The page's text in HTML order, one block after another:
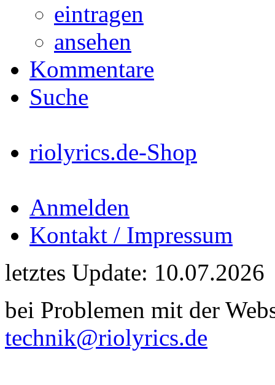
eintragen
ansehen
Kommentare
Suche
riolyrics.de-Shop
Anmelden
Kontakt / Impressum
letztes Update: 10.07.2026
bei Problemen mit der
technik@riolyrics.de